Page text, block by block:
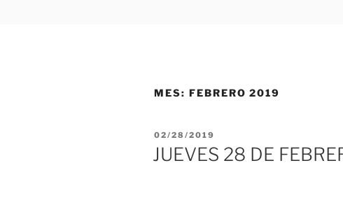
MES: FEBRERO 2019
PUBLICADO
EL
02/28/2019
JUEVES 28 DE